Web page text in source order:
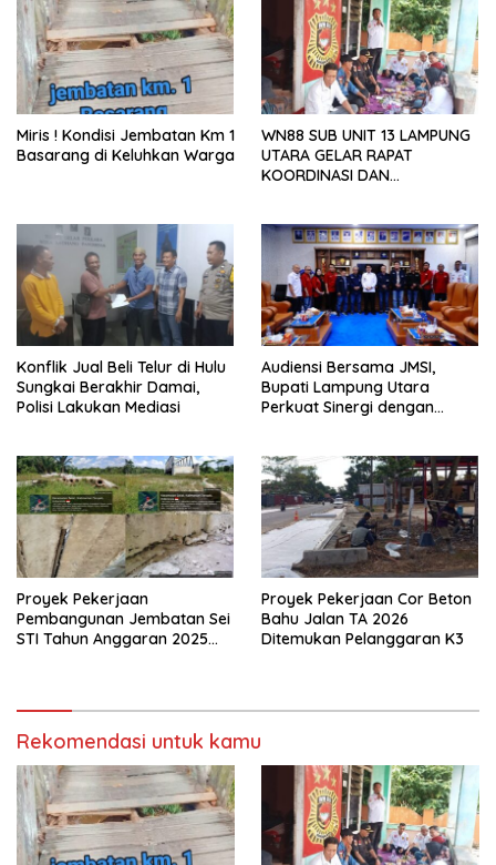
Miris ! Kondisi Jembatan Km 1
Basarang di Keluhkan Warga
WN88 SUB UNIT 13 LAMPUNG
UTARA GELAR RAPAT
KOORDINASI DAN
Konflik Jual Beli Telur di Hulu
Sungkai Berakhir Damai,
Polisi Lakukan Mediasi
Audiensi Bersama JMSI,
Bupati Lampung Utara
Perkuat Sinergi dengan
Proyek Pekerjaan
Pembangunan Jembatan Sei
STI Tahun Anggaran 2025
Proyek Pekerjaan Cor Beton
Bahu Jalan TA 2026
Ditemukan Pelanggaran K3
Rekomendasi untuk kamu